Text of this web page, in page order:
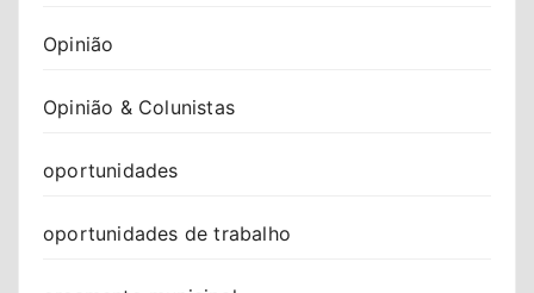
Opinião
Opinião & Colunistas
oportunidades
oportunidades de trabalho